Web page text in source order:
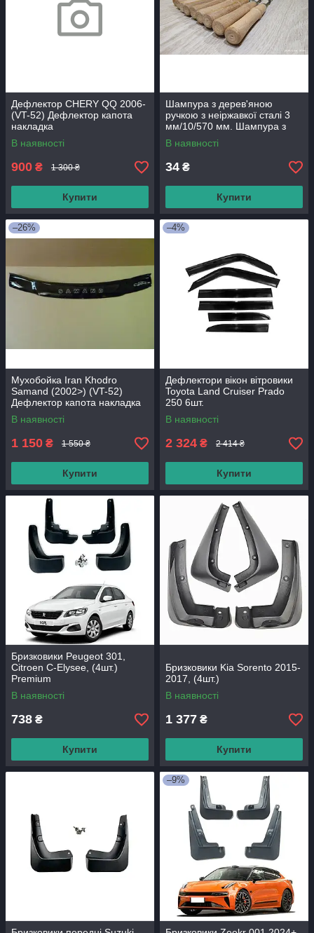
Дефлектор CHERY QQ 2006-
(VT-52) Дефлектор капота
накладка
В наявності
900 ₴ 1 300 ₴
Купити
Шампура з дерев'яною
ручкою з неіржавкої сталі 3
мм/10/570 мм. Шампура з
неіржавкої сталі.
В наявності
34 ₴
Купити
–26%
Мухобойка Iran Khodro
Samand (2002>) (VT-52)
Дефлектор капота накладка
В наявності
1 150 ₴ 1 550 ₴
Купити
–4%
Дефлектори вікон вітровики
Toyota Land Cruiser Prado
250 6шт.
В наявності
2 324 ₴ 2 414 ₴
Купити
Бризковики Peugeot 301,
Citroen C-Elysee, (4шт.)
Premium
В наявності
738 ₴
Купити
Бризковики Kia Sorento 2015-
2017, (4шт.)
В наявності
1 377 ₴
Купити
–9%